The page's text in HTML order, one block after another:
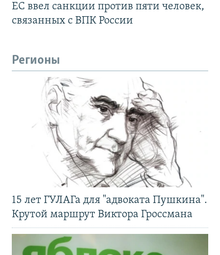
ЕС ввел санкции против пяти человек,
связанных с ВПК России
Регионы
15 лет ГУЛАГа для "адвоката Пушкина".
Крутой маршрут Виктора Гроссмана